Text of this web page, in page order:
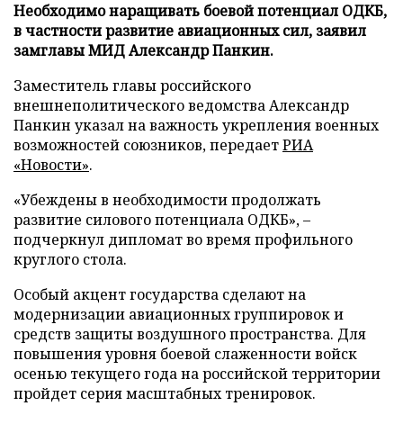
Необходимо наращивать боевой потенциал ОДКБ,
в частности развитие авиационных сил, заявил
замглавы МИД Александр Панкин.
Заместитель главы российского
внешнеполитического ведомства Александр
Панкин указал на важность укрепления военных
возможностей союзников, передаетРИА
«Новости».
«Убеждены в необходимости продолжать
развитие силового потенциала ОДКБ», –
подчеркнул дипломат во время профильного
круглого стола.
Особый акцент государства сделают на
модернизации авиационных группировок и
средств защиты воздушного пространства. Для
повышения уровня боевой слаженности войск
осенью текущего года на российской территории
пройдет серия масштабных тренировок.